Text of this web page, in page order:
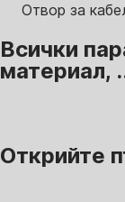
Отвор за
Всички
материал,
Открийте